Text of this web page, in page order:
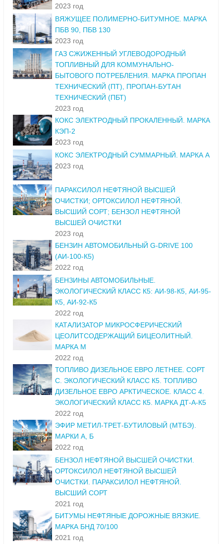
2023 год
ВЯЖУЩЕЕ ПОЛИМЕРНО-БИТУМНОЕ. МАРКА
ПБВ 90, ПБВ 130
2023 год
ГАЗ СЖИЖЕННЫЙ УГЛЕВОДОРОДНЫЙ
ТОПЛИВНЫЙ ДЛЯ КОММУНАЛЬНО-
БЫТОВОГО ПОТРЕБЛЕНИЯ. МАРКА ПРОПАН
ТЕХНИЧЕСКИЙ (ПТ), ПРОПАН-БУТАН
ТЕХНИЧЕСКИЙ (ПБТ)
2023 год
КОКС ЭЛЕКТРОДНЫЙ ПРОКАЛЕННЫЙ. МАРКА
КЭП-2
2023 год
КОКС ЭЛЕКТРОДНЫЙ СУММАРНЫЙ. МАРКА А
2023 год
ПАРАКСИЛОЛ НЕФТЯНОЙ ВЫСШЕЙ
ОЧИСТКИ; ОРТОКСИЛОЛ НЕФТЯНОЙ.
ВЫСШИЙ СОРТ; БЕНЗОЛ НЕФТЯНОЙ
ВЫСШЕЙ ОЧИСТКИ
2023 год
БЕНЗИН АВТОМОБИЛЬНЫЙ G-DRIVE 100
(АИ-100-К5)
2022 год
БЕНЗИНЫ АВТОМОБИЛЬНЫЕ.
ЭКОЛОГИЧЕСКИЙ КЛАСС К5: АИ-98-К5, АИ-95-
К5, АИ-92-К5
2022 год
КАТАЛИЗАТОР МИКРОСФЕРИЧЕСКИЙ
ЦЕОЛИТСОДЕРЖАЩИЙ БИЦЕОЛИТНЫЙ.
МАРКА М
2022 год
ТОПЛИВО ДИЗЕЛЬНОЕ ЕВРО ЛЕТНЕЕ. СОРТ
С. ЭКОЛОГИЧЕСКИЙ КЛАСС К5. ТОПЛИВО
ДИЗЕЛЬНОЕ ЕВРО АРКТИЧЕСКОЕ. КЛАСС 4.
ЭКОЛОГИЧЕСКИЙ КЛАСС К5. МАРКА ДТ-А-К5
2022 год
ЭФИР МЕТИЛ-ТРЕТ-БУТИЛОВЫЙ (МТБЭ).
МАРКИ А, Б
2022 год
БЕНЗОЛ НЕФТЯНОЙ ВЫСШЕЙ ОЧИСТКИ.
ОРТОКСИЛОЛ НЕФТЯНОЙ ВЫСШЕЙ
ОЧИСТКИ. ПАРАКСИЛОЛ НЕФТЯНОЙ.
ВЫСШИЙ СОРТ
2021 год
БИТУМЫ НЕФТЯНЫЕ ДОРОЖНЫЕ ВЯЗКИЕ.
МАРКА БНД 70/100
2021 год